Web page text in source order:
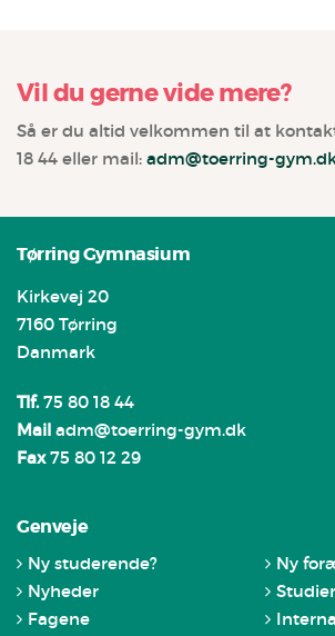
Vil du gerne vide mere?
Så er du altid velkommen til at
18 44 eller mail: adm@toerring-
Tørring Gymnasium
Kirkevej 20
7160 Tørring
Danmark
Tlf.75 80 18 44
Mail adm@toerring-gym.dk
Fax 75 80 12 29
Genveje
Ny studerende?
Ny
Nyheder
Fagene